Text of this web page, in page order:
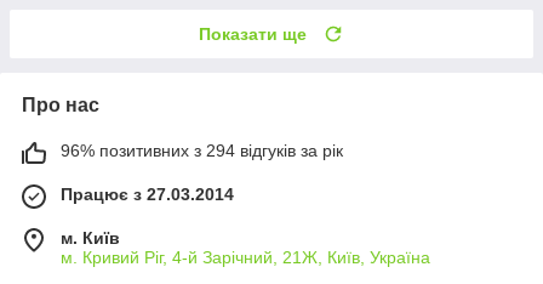
Показати ще
Про нас
96% позитивних з 294 відгуків за рік
Працює з 27.03.2014
м. Київ
м. Кривий Ріг, 4-й Зарічний, 21Ж, Київ, Україна